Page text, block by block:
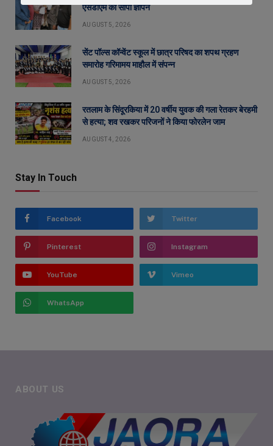
एसडीएम को सौंपा ज्ञापन
AUGUST 5, 2026
सेंट पॉल्स कॉन्वेंट स्कूल में छात्र परिषद का शपथ ग्रहण
समारोह गरिमामय माहौल में संपन्न
AUGUST 5, 2026
रतलाम के सिंदूरकिया में 20 वर्षीय युवक की गला रेतकर बेरहमी
से हत्या; शव रखकर परिजनों ने किया फोरलेन जाम
AUGUST 4, 2026
Stay In Touch
Facebook Twitter
Pinterest Instagram
YouTube Vimeo
WhatsApp
ABOUT US